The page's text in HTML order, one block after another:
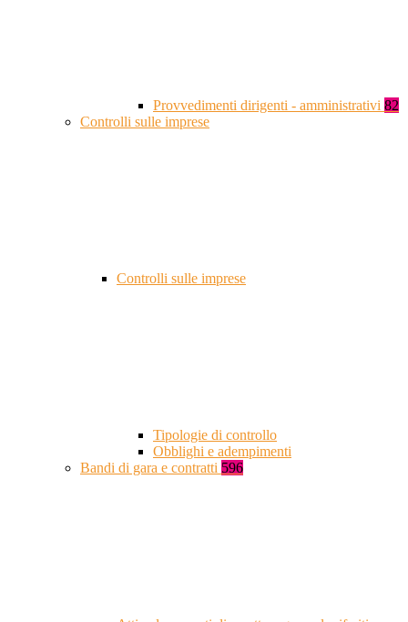
Provvedimenti dirigenti - amministrativi 82
Controlli sulle imprese
Controlli sulle imprese
Tipologie di controllo
Obblighi e adempimenti
Bandi di gara e contratti 596